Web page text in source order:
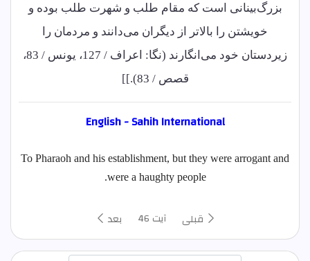
بزرگ‌بینانی است که مقام طلب و شهرت طلب بوده و
خویشتن را بالاتر از دیگران می‌دانند و مردمان را
زیردستان خود می‌انگارند (نگا: اعراف / 127، یونس / 83،
قصص / 83).]]
English - Sahih International
To Pharaoh and his establishment, but they were arrogant and
were a haughty people.
قبلی آیت 46 بعد